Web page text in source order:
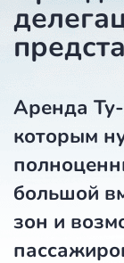
Аренда
которым
большой
зон и